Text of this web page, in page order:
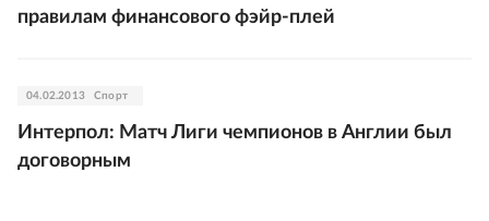
правилам финансового фэйр-плей
04.02.2013 Спорт
Интерпол: Матч Лиги чемпионов в Англии был
договорным